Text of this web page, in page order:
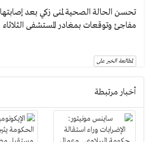
تحسن الحالة الصحية لمنى زكي بعد
مفاجئ وتوقعات بمغادر المستشفى الثلاثاء
لمطالعة الخبر على
أخبار مرتبطة